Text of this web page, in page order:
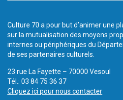
Culture 70 a pour but d’animer une
sur la mutualisation des moyens
internes ou périphériques du
de ses partenaires culturels.
23 rue La Fayette – 70000 Vesoul
Tél.: 03 84 75 36 37
Cliquez ici pour nous contacter